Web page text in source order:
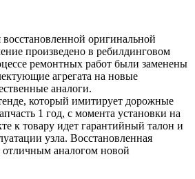
восстановленной оригинальной
произведено в ребилдинговом
ремонтных работ были заменены
агрегата на новые
аналоги.
который имитирует дорожные
1 год, с момента установки на
к товару идет гарантийный талон и
узла. Восстановленная
отличным аналогом новой